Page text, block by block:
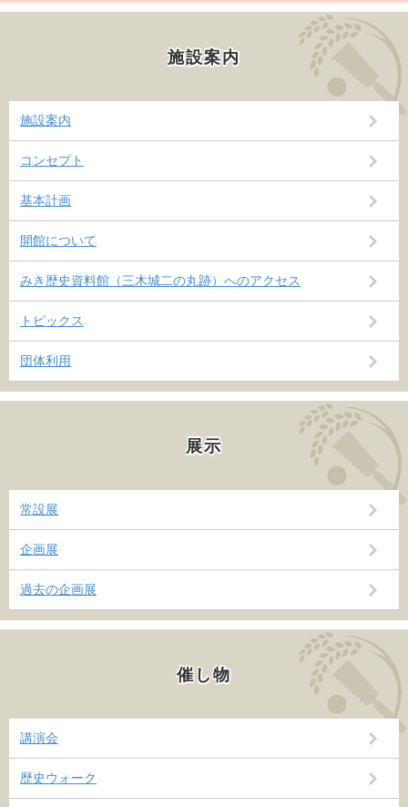
施設案内
施設案内
コンセプト
基本計画
開館について
みき歴史資料館（三木城二の丸跡）へのアクセス
トピックス
団体利用
展示
常設展
企画展
過去の企画展
催し物
講演会
歴史ウォーク